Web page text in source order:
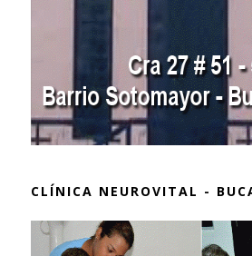
CLÍNICA NEUROVITAL -